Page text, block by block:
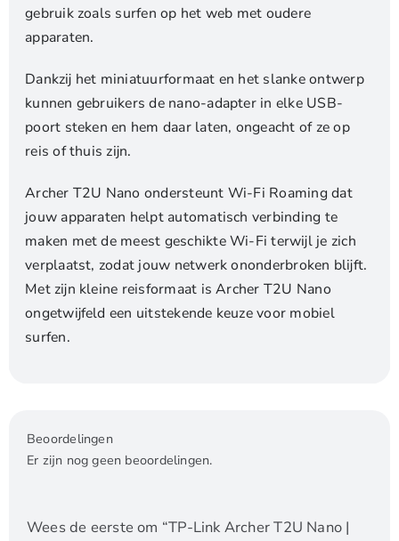
Mbps
|
2.0
aantal
gebruik zoals surfen op het web met oudere
apparaten.
Dankzij het miniatuurformaat en het slanke ontwerp
kunnen gebruikers de nano-adapter in elke USB-
poort steken en hem daar laten, ongeacht of ze op
reis of thuis zijn.
Archer T2U Nano ondersteunt Wi-Fi Roaming dat
jouw apparaten helpt automatisch verbinding te
maken met de meest geschikte Wi-Fi terwijl je zich
verplaatst, zodat jouw netwerk ononderbroken blijft.
Met zijn kleine reisformaat is Archer T2U Nano
ongetwijfeld een uitstekende keuze voor mobiel
surfen.
Beoordelingen
Er zijn nog geen beoordelingen.
Wees de eerste om “TP-Link Archer T2U Nano |